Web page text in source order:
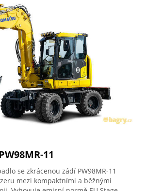
11
se zkrácenou zádí PW98MR-11
mezi kompaktními a běžnými